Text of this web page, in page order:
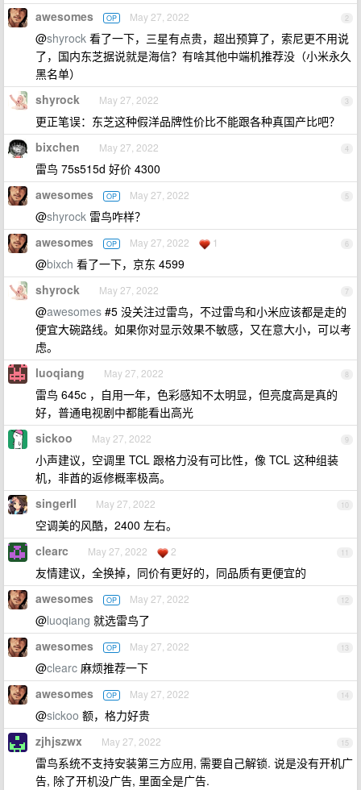
2
awesomes OP May 27, 2022
@shyrock 看了一下，三星有点贵，超出预算了，索尼更不用说
了，国内东芝据说就是海信？有啥其他中端机推荐没（小米永久
黑名单）
3
shyrock May 27, 2022
更正笔误：东芝这种假洋品牌性价比不能跟各种真国产比吧？
4
bixchen May 27, 2022
雷鸟 75s515d 好价 4300
5
awesomes OP May 27, 2022
@shyrock 雷鸟咋样？
6
awesomes OP May 27, 2022 1
@bixch 看了一下，京东 4599
7
shyrock May 27, 2022
@awesomes #5 没关注过雷鸟，不过雷鸟和小米应该都是走的
便宜大碗路线。如果你对显示效果不敏感，又在意大小，可以考
虑。
8
luoqiang May 27, 2022
雷鸟 645c ，自用一年，色彩感知不太明显，但亮度高是真的
好，普通电视剧中都能看出高光
9
sickoo May 27, 2022
小声建议，空调里 TCL 跟格力没有可比性，像 TCL 这种组装
机，非酋的返修概率极高。
10
singerll May 27, 2022
空调美的风酷，2400 左右。
11
clearc May 27, 2022 2
友情建议，全换掉，同价有更好的，同品质有更便宜的
12
awesomes OP May 27, 2022
@luoqiang 就选雷鸟了
13
awesomes OP May 27, 2022
@clearc 麻烦推荐一下
14
awesomes OP May 27, 2022
@sickoo 额，格力好贵
15
zjhjszwx May 27, 2022
雷鸟系统不支持安装第三方应用, 需要自己解锁. 说是没有开机广
告, 除了开机没广告, 里面全是广告.